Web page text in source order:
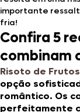
importante
fria!
Confira 5
combinam
Risoto de
opção
romântico. Os
perfeitamente